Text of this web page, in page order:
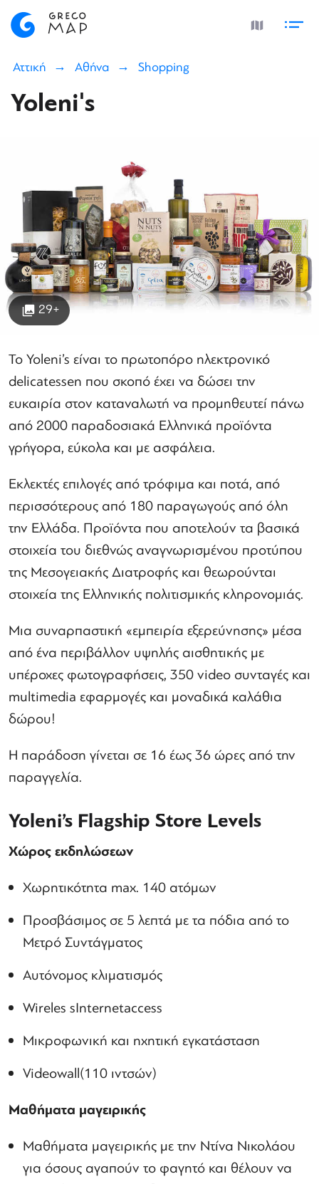
Αττική Αθήνα Shopping
Yoleni's
29+
Το Yoleni’s είναι το πρωτοπόρο ηλεκτρονικό
delicatessen που σκοπό έχει να δώσει την
ευκαιρία στον καταναλωτή να προμηθευτεί πάνω
από 2000 παραδοσιακά Ελληνικά προϊόντα
γρήγορα, εύκολα και με ασφάλεια.
Εκλεκτές επιλογές από τρόφιμα και ποτά, από
περισσότερους από 180 παραγωγούς από όλη
την Ελλάδα. Προϊόντα που αποτελούν τα βασικά
στοιχεία του διεθνώς αναγνωρισμένου προτύπου
της Μεσογειακής Διατροφής και θεωρούνται
στοιχεία της Ελληνικής πολιτισμικής κληρονομιάς.
Μια συναρπαστική «εμπειρία εξερεύνησης» μέσα
από ένα περιβάλλον υψηλής αισθητικής με
υπέροχες φωτογραφήσεις, 350 video συνταγές και
multimedia εφαρμογές και μοναδικά καλάθια
δώρου!
Η παράδοση γίνεται σε 16 έως 36 ώρες από την
παραγγελία.
Yoleni’s Flagship Store Levels
Χώροςεκδηλώσεων
Χωρητικότητα max. 140 ατόμων
Προσβάσιμος σε 5 λεπτά με τα πόδια από το
Μετρό Συντάγματος
Αυτόνομος κλιματισμός
Wireles sInternetaccess
Μικροφωνική και ηχητική εγκατάσταση
Videowall(110 ιντσών)
Μαθήματα μαγειρικής
Μαθήματα μαγειρικής με την Ντίνα Νικολάου
για όσους αγαπούν το φαγητό και θέλουν να